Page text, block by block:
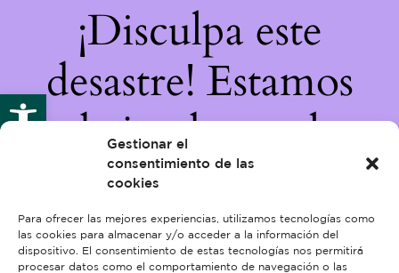
Abrir barra de herramientas
Gestionar el
consentimiento de las
cookies
Para ofrecer las mejores experiencias, utilizamos tecnologías como
las cookies para almacenar y/o acceder a la información del
dispositivo. El consentimiento de estas tecnologías nos permitirá
procesar datos como el comportamiento de navegación o las
¡Disculpa este
desastre! Estamos
trabajando en algo
increíble, ¡vuelve
pronto!